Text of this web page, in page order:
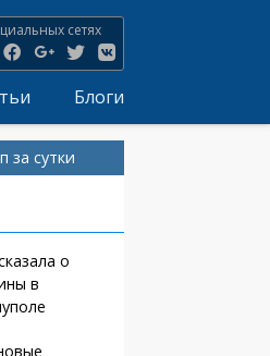
сетях
Блоги
за сутки
о
в